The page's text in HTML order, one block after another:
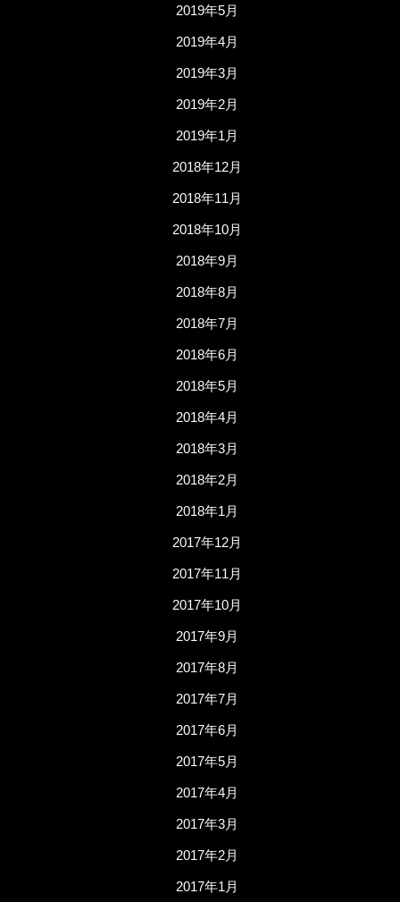
2019年5月
2019年4月
2019年3月
2019年2月
2019年1月
2018年12月
2018年11月
2018年10月
2018年9月
2018年8月
2018年7月
2018年6月
2018年5月
2018年4月
2018年3月
2018年2月
2018年1月
2017年12月
2017年11月
2017年10月
2017年9月
2017年8月
2017年7月
2017年6月
2017年5月
2017年4月
2017年3月
2017年2月
2017年1月